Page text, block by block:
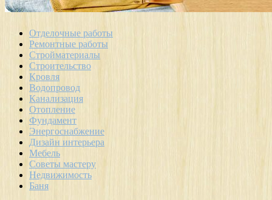
Отделочные работы
Ремонтные работы
Стройматериалы
Строительство
Кровля
Водопровод
Канализация
Отопление
Фундамент
Энергоснабжение
Дизайн интерьера
Мебель
Советы мастеру
Недвижимость
Баня